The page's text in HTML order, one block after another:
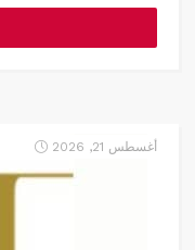
أغسطس 21, 2026